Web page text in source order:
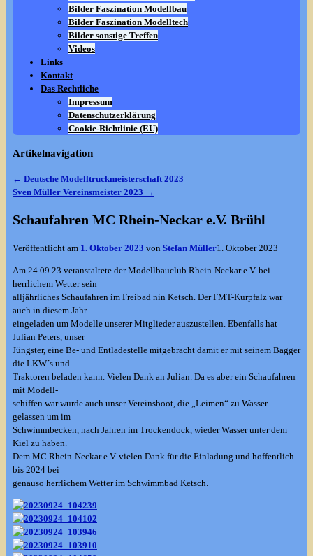
Bilder Faszination Modellbau
Bilder Faszination Modelltech
Bilder sonstige Treffen
Videos
Links
Kontakt
Das Rechtliche
Impressum
Datenschutzerklärung
Cookie-Richtlinie (EU)
Artikelnavigation
← Deutsche Modelltruckmeisterschaft 2023
Sven Müller Vereinsmeister 2023 →
Schaufahren MC Rhein-Neckar e.V. Brühl
Veröffentlicht am 1. Oktober 2023 von Stefan Müller1. Oktober 2023
Am 24.09.23 veranstaltete der Modellbauclub Rhein-Neckar e.V. bei
herrlichem Wetter sein
alljährliches Schaufahren im Freibad nin Ketsch. Der FMT-Kurpfalz war
auch in diesem Jahr
eingeladen um Modelle unserer Mitglieder auszustellen. Ebenfalls hat
Julian Peters, unser
Jüngster, eine Be- und Entladestelle mitgebracht damit er mit seinem Bagger
die LKW´s und
Traktoren beladen kann. Vielen Dank an Julian. Da es aber ein Schaufahren
mit Modell-
schiffen war wurde auch unser Vereinsboot, die „Leimen“ zu Wasser
gelassen um im
Schwimmbecken, nach Jahren im Trockendock, wieder Wasser unter dem
Kiel zu haben.
Dem MC Rhein-Neckar e.V. vielen Dank für die Einladung und hoffentlich
bis 2024 bei
genauso herrlichem Wetter im Schwimmbad Ketsch.